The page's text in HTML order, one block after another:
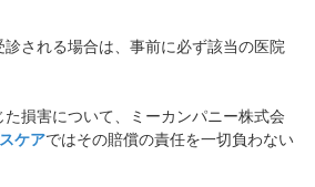
される場合は、事前に必ず該当の医院
損害について、ミーカンパニー株式会
ケアではその賠償の責任を一切負わない